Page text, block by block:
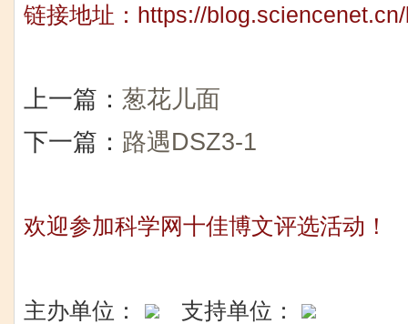
链接地址： https://
上一篇： 葱花儿面
下一篇： 路遇DSZ3-1
欢迎参加科学网十佳博文评选活动！
主办单位： 支持单位：